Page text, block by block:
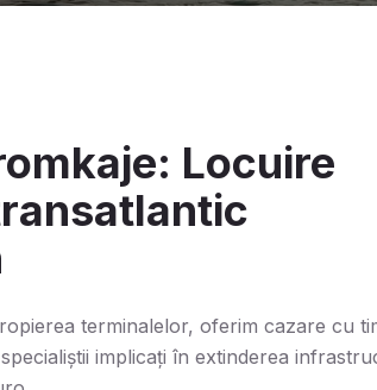
Locuire
terminalelor, oferim cazare cu
implicați în extinderea